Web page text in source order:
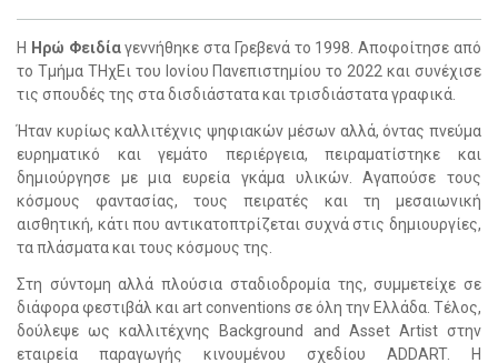
Η Ηρώ Φειδίαγεννήθηκε στα Γρεβενά το 1998. Αποφοίτησε από
το Τμήμα ΤΗχΕι του Ιονίου Πανεπιστημίου το 2022 και συνέχισε
τις σπουδές της στα δισδιάστατα και τρισδιάστατα γραφικά.
Ήταν κυρίως καλλιτέχνις ψηφιακών μέσων αλλά, όντας πνεύμα
ευρηματικό και γεμάτο περιέργεια, πειραματίστηκε και
δημιούργησε με μια ευρεία γκάμα υλικών. Αγαπούσε τους
κόσμους φαντασίας, τους πειρατές και τη μεσαιωνική
αισθητική, κάτι που αντικατοπτρίζεται συχνά στις δημιουργίες,
τα πλάσματα και τους κόσμους της.
Στη σύντομη αλλά πλούσια σταδιοδρομία της, συμμετείχε σε
διάφορα φεστιβάλ και art conventions σε όλη την Ελλάδα. Τέλος,
δούλεψε ως καλλιτέχνης Background and Asset Artist στην
εταιρεία παραγωγής κινουμένου σχεδίου ADDART. Η